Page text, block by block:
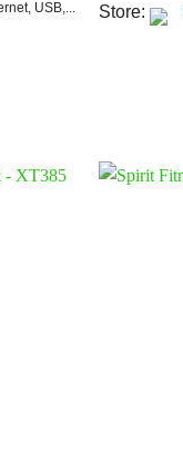
USB,...
Store: